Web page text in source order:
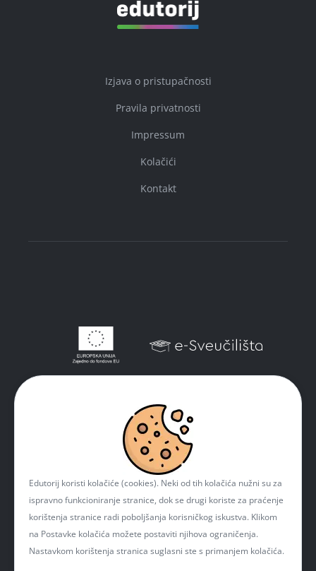
Izjava o pristupačnosti
Pravila privatnosti
Impressum
Kolačići
Kontakt
Edutorij koristi kolačiće (cookies). Neki od tih kolačića nužni su za
ispravno funkcioniranje stranice, dok se drugi koriste za praćenje
korištenja stranice radi poboljšanja korisničkog iskustva. Klikom
na Postavke kolačića možete postaviti njihova ograničenja.
Nastavkom korištenja stranica suglasni ste s primanjem kolačića.